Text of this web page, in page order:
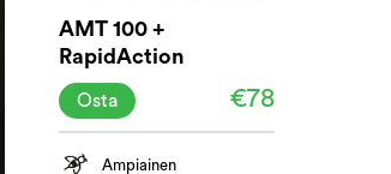
AMT 100 +
RapidAction
€78
Osta
Ampiainen